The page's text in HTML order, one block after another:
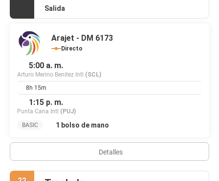
Salida
Arajet - DM 6173
Directo
5:00 a. m.
Arturo Merino Benitez Intl (SCL)
8h 15m
1:15 p. m.
Punta Cana Intl (PUJ)
BASIC
1 bolso de mano
Detalles